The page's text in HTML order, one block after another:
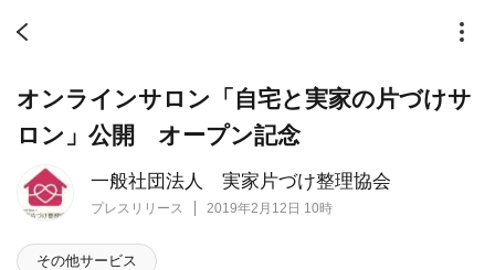
一般社団法人 実家片づけ整理協会
プレスリリース 2019年2月12日 10時
オンラインサロン「自宅と実家の片づけサ
ロン」公開 オープン記念
その他サービス